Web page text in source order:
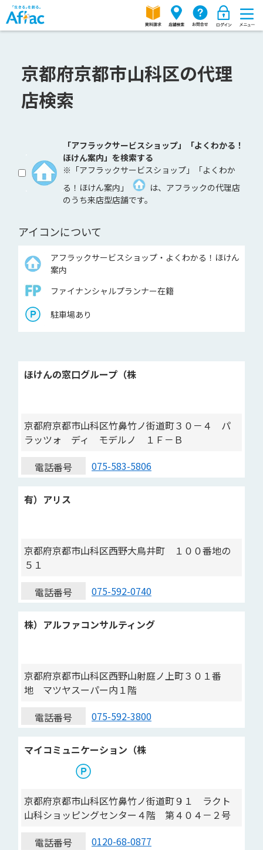
京都府京都市山科区の代理
店検索
「アフラックサービスショップ」「よくわかる！
ほけん案内」を検索する
※「アフラックサービスショップ」「よくわか
る！ほけん案内」
は、アフラックの代理店
のうち来店型店舗です。
アイコンについて
アフラックサービスショップ・よくわかる！ほけん
案内
ファイナンシャルプランナー在籍
駐車場あり
ほけんの窓口グループ（株
京都府京都市山科区竹鼻竹ノ街道町３０－４ パ
ラッツォ ディ モデルノ １Ｆ－Ｂ
電話番号
075-583-5806
有）アリス
京都府京都市山科区西野大鳥井町 １００番地の
５１
電話番号
075-592-0740
株）アルファコンサルティング
京都府京都市山科区西野山射庭ノ上町３０１番
地 マツヤスーパー内１階
電話番号
075-592-3800
マイコミュニケーション（株
京都府京都市山科区竹鼻竹ノ街道町９１ ラクト
山科ショッピングセンター４階 第４０４－２号
電話番号
0120-68-0877